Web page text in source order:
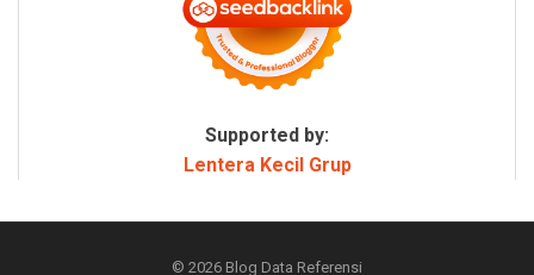
Supported by:
Lentera Kecil Grup
© 2026 Blog Data Referensi